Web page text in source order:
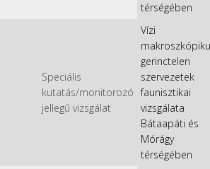
térségében
Speciális
kutatás/monitorozó
jellegű vizsgálat
Vízi
gerinctelen
szervezetek
faunisztikai
vizsgálata
Bátaapáti és
Mórágy
térségében